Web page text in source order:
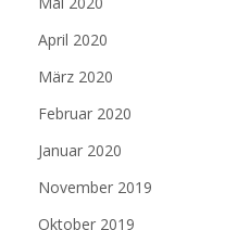
April 2020
März 2020
Februar 2020
Januar 2020
November 2019
Oktober 2019